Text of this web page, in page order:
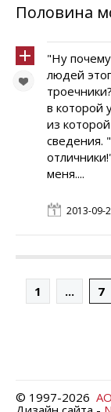
Половина
"Ну
людей
в которой
из
сведения.
меня....
2013-09-
1 ... 7
© 1997-2026